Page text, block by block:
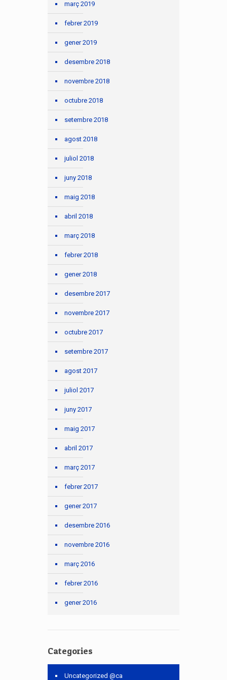
març 2019
febrer 2019
gener 2019
desembre 2018
novembre 2018
octubre 2018
setembre 2018
agost 2018
juliol 2018
juny 2018
maig 2018
abril 2018
març 2018
febrer 2018
gener 2018
desembre 2017
novembre 2017
octubre 2017
setembre 2017
agost 2017
juliol 2017
juny 2017
maig 2017
abril 2017
març 2017
febrer 2017
gener 2017
desembre 2016
novembre 2016
març 2016
febrer 2016
gener 2016
Categories
Uncategorized @ca